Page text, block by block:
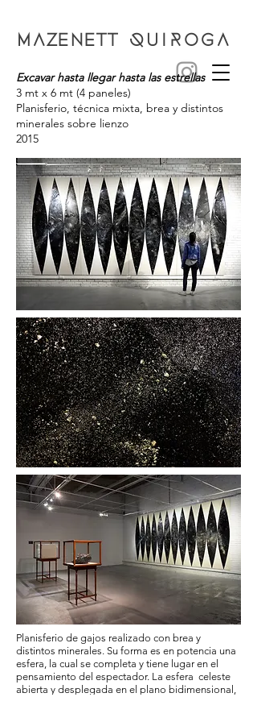
MAZENETT QUIROGA
Excavar hasta llegar hasta las estrellas
3 mt x 6 mt (4 paneles)
Planisferio, técnica mixta, brea y distintos
minerales sobre lienzo
2015
Planisferio de gajos realizado con brea y
distintos minerales. Su forma es en potencia una
esfera, la cual se completa y tiene lugar en el
pensamiento del espectador. La esfera celeste
abierta y desplegada en el plano bidimensional,